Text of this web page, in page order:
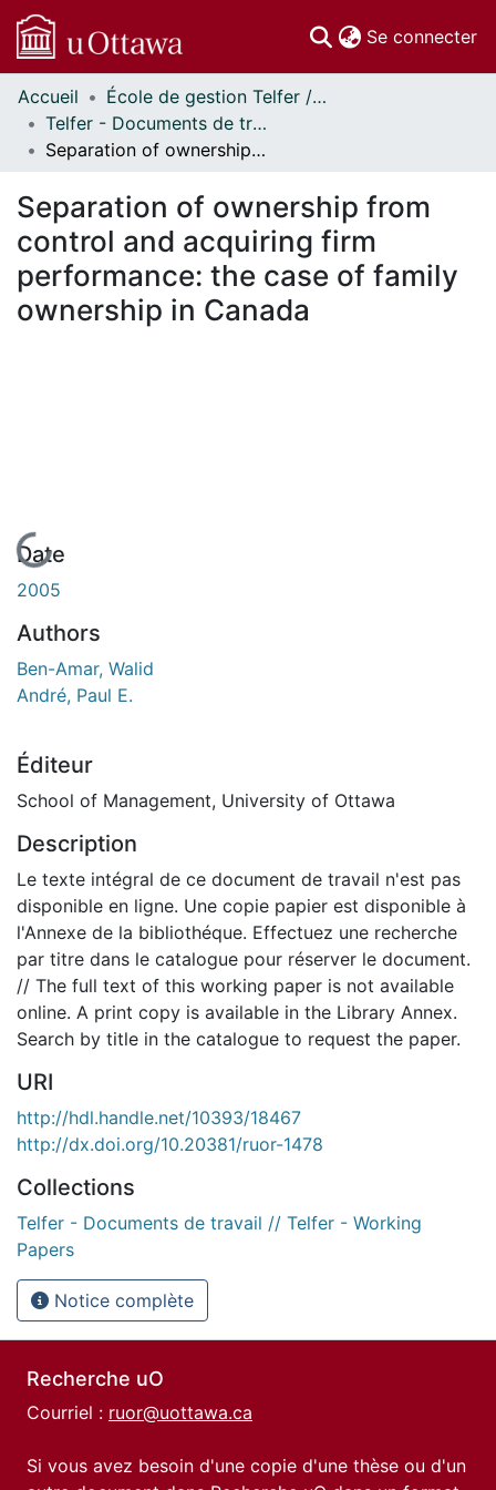
Se connecter
Communautés
et collections
Parcourir
À propos
Accueil
École de gestion Telfer // Telfer School of Management
Telfer - Documents de travail // Telfer - Working Papers
Separation of ownership from control and acquiring firm performance: the case of family ownership in Canada
Separation of ownership from
control and acquiring firm
performance: the case of family
ownership in Canada
En cours de chargement...
Date
2005
Authors
Ben-Amar, Walid
André, Paul E.
Éditeur
School of Management, University of Ottawa
Description
Le texte intégral de ce document de travail n'est pas
disponible en ligne. Une copie papier est disponible à
l'Annexe de la bibliothéque. Effectuez une recherche
par titre dans le catalogue pour réserver le document.
// The full text of this working paper is not available
online. A print copy is available in the Library Annex.
Search by title in the catalogue to request the paper.
URI
http://hdl.handle.net/10393/18467
http://dx.doi.org/10.20381/ruor-1478
Collections
Telfer - Documents de travail // Telfer - Working
Papers
Notice complète
Recherche uO
Courriel : ruor@uottawa.ca
Si vous avez besoin d'une copie d'une thèse ou d'un